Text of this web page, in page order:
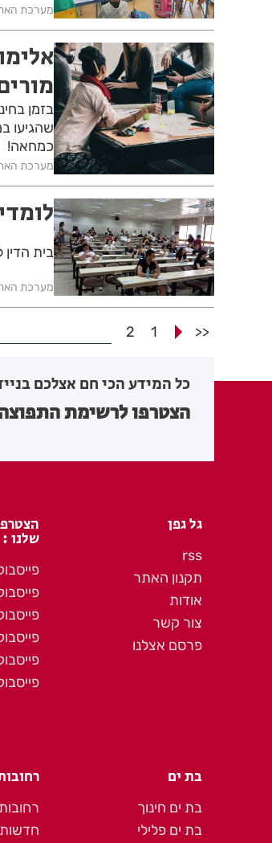
מערכת
בזמן
שהגיעו
כמחאה!
מערכת
בית הדין
מערכת
<<
1
2
כל המידע הכי חם אצלכם
הצטרפו לרשימת
גל גפן
rss
תקנון האתר
אודות
צור קשר
פרסם אצלנו
שלנו :
בת ים
בת ים חינוך
בת ים פלילי